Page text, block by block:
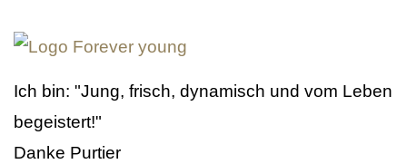
Ich bin: "Jung, frisch, dynamisch und vom Leben
begeistert!"
Danke Purtier